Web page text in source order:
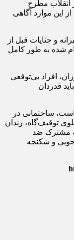
انقلاب مطرح
این موارد آگاهی
و جنایات قبل از
شده به طور کامل
افراد بی‌توقعی
قدردان
ساخته شده است، ساختمانی در
توقیف‌گاه، زندان
مشترک ضد
و شکنجه